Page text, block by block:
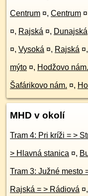
Centrum ¤, Centrum ¤
¤, Rajská ¤, Dunajská
¤, Vysoká ¤, Rajská ¤,
mýto ¤, Hodžovo nám.
Šafárikovo nám. ¤,
MHD v okolí
> Hlavná stanica ¤,
Rajská = > Rádiová ¤,